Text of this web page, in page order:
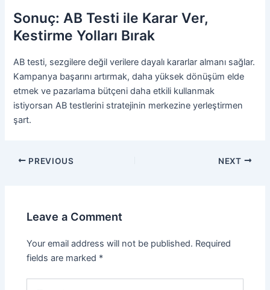
Sonuç: AB Testi ile Karar Ver,
Kestirme Yolları Bırak
AB testi, sezgilere değil verilere dayalı kararlar almanı sağlar.
Kampanya başarını artırmak, daha yüksek dönüşüm elde
etmek ve pazarlama bütçeni daha etkili kullanmak
istiyorsan AB testlerini stratejinin merkezine yerleştirmen
şart.
PREVIOUS NEXT
Leave a Comment
Your email address will not be published. Required
fields are marked *